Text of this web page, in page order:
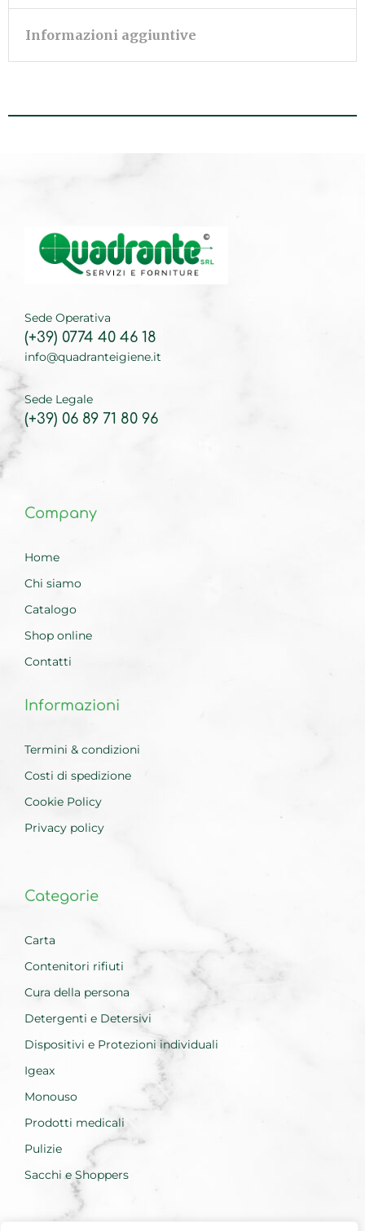
Informazioni aggiuntive
Sede Operativa
(+39) 0774 40 46 18
info@quadranteigiene.it
Sede Legale
(+39) 06 89 71 80 96
Company
Home
Chi siamo
Catalogo
Shop online
Contatti
Informazioni
Termini & condizioni
Costi di spedizione
Cookie Policy
Privacy policy
Categorie
Carta
Contenitori rifiuti
Cura della persona
Detergenti e Detersivi
Dispositivi e Protezioni individuali
Igeax
Monouso
Prodotti medicali
Pulizie
Sacchi e Shoppers